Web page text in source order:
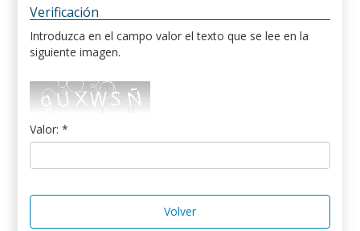
Verificación
Introduzca en el campo valor el texto que se lee en la
siguiente imagen.
Valor: *
Volver